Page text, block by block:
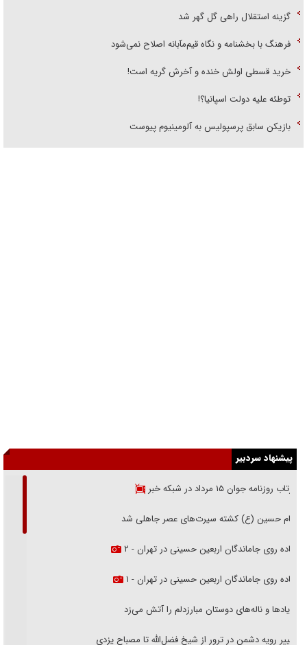
گزینه استقلال راهی گل گهر شد
فرهنگ با بخشنامه و نگاه قیم‌مآبانه اصلاح نمی‌شود
خرید قسطی اولش خنده و آخرش گریه است!
توطئه علیه دولت اسپانیا؟!
بازیکن سابق پرسپولیس به آلومینیوم پیوست
پیشنهاد سردبیر
بازتاب روزنامه جوان ۱۵ مرداد در شبکه خبر
امام حسین (ع) کشته سیرت‌های عصر جاهلی شد
پیاده روی جاماندگان اربعین حسینی در تهران - ۲
پیاده روی جاماندگان اربعین حسینی در تهران - ۱
فریاد‌ها و ناله‌های دوستان مبارزدلم را آتش می‌زد
تغییر رویه دشمن در ترور از شیخ فضل‌الله تا مصباح یزدی